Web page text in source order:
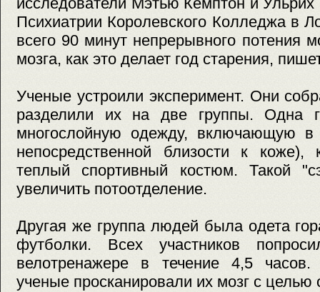
Психиатрии Королевского Колледжа в
всего 90 минут непрерывного потения
мозга, как это делает год старения,
Ученые устроили эксперимент. Они
разделили их на две группы. Одна
многослойную одежду, включающую
непосредственной близости к
теплый спортивный костюм. Такой
увеличить потоотделение.
Другая же группа людей была одета
футболки. Всех участников
велотренажере в течение 4,5
ученые просканировали их мозг с